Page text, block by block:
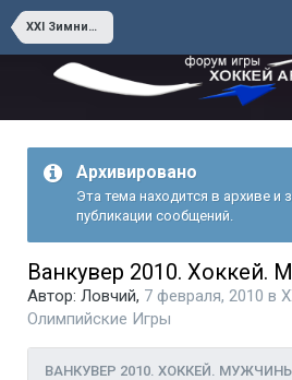
XXI Зимние Олимпийские Игры
Архивировано
Эта тема находится в архиве и
публикации сообщений.
Ванкувер 2010. Хоккей.
Автор: Ловчий, 7 февраля, 2010 в
Олимпийские Игры
ВАНКУВЕР 2010. ХОККЕЙ.